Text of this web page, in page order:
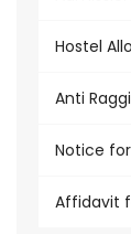
Hostel
Anti
Notice
Affidavit